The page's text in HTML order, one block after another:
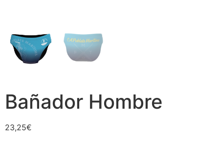
Bañador Hombre
23,25€